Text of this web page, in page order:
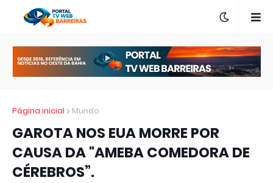
Página inicial Mundo
GAROTA NOS EUA MORRE POR
CAUSA DA "AMEBA COMEDORA DE
CÉREBROS”.